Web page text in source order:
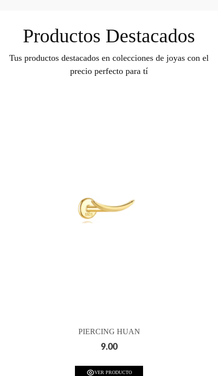
Productos Destacados
Tus productos destacados en colecciones de joyas con el
precio perfecto para tí
PIERCING HUAN
9.00
VER PRODUCTO